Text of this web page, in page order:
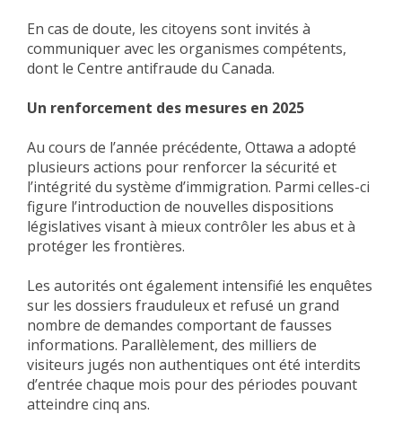
En cas de doute, les citoyens sont invités à
communiquer avec les organismes compétents,
dont le Centre antifraude du Canada.
Un renforcement des mesures en 2025
Au cours de l’année précédente, Ottawa a adopté
plusieurs actions pour renforcer la sécurité et
l’intégrité du système d’immigration. Parmi celles-ci
figure l’introduction de nouvelles dispositions
législatives visant à mieux contrôler les abus et à
protéger les frontières.
Les autorités ont également intensifié les enquêtes
sur les dossiers frauduleux et refusé un grand
nombre de demandes comportant de fausses
informations. Parallèlement, des milliers de
visiteurs jugés non authentiques ont été interdits
d’entrée chaque mois pour des périodes pouvant
atteindre cinq ans.